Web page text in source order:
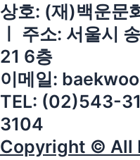
상호: (재)백운문
ㅣ 주소: 서울시
21 6층
이메일:
TEL: (02)543-
3104
Copyright © All